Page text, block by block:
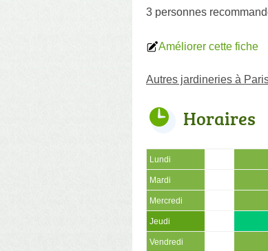
3 personnes
Améliorer cette fiche
Autres jardineries à
Horaires
Lundi
Mardi
Mercredi
Jeudi
Vendredi